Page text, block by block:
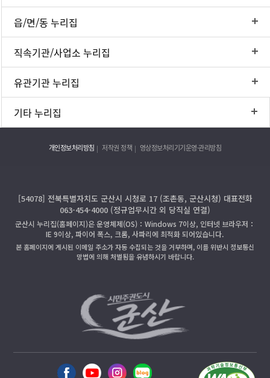
읍/면/동 누리집
직속기관/사업소 누리집
유관기관 누리집
기타 누리집
개인정보처리방침 저작권 정책 영상정보처리기기운영·관리방침
[54078] 전북특별자치도 군산시 시청로 17 (조촌동, 군산시청) 대표전화
063-454-4000 (정규업무시간 외 당직실 연결)
군산시 누리집(홈페이지)은 운영체제(OS)：Windows 7이상, 인터넷 브라우저：
IE 9이상, 파이어 폭스, 크롬, 사파리에 최적화 되어있습니다.
본 홈페이지에 게시된 이메일 주소가 자동 수집되는 것을 거부하며, 이를 위반시 정보통신
망법에 의해 처벌됨을 유념하시기 바랍니다.